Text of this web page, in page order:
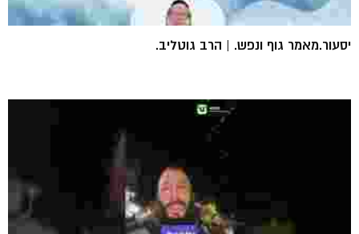
יסעור.מאמר גוף ונפש. | הרב גוטליב.